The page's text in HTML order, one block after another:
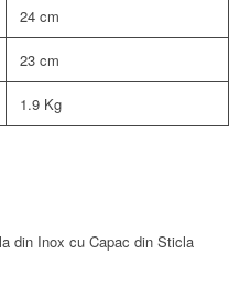
24 cm
23 cm
1.9 Kg
din Inox cu Capac din Sticla